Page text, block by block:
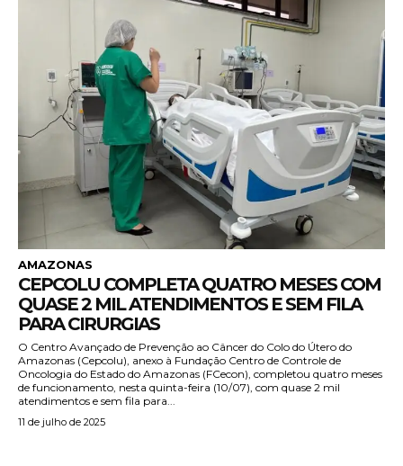
AMAZONAS
CEPCOLU COMPLETA QUATRO MESES COM
QUASE 2 MIL ATENDIMENTOS E SEM FILA
PARA CIRURGIAS
O Centro Avançado de Prevenção ao Câncer do Colo do Útero do
Amazonas (Cepcolu), anexo à Fundação Centro de Controle de
Oncologia do Estado do Amazonas (FCecon), completou quatro meses
de funcionamento, nesta quinta-feira (10/07), com quase 2 mil
atendimentos e sem fila para...
11 de julho de 2025